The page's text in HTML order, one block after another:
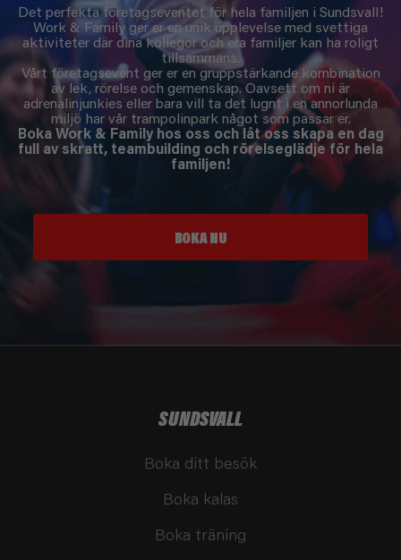
Det perfekta företagseventet för hela familjen i Sundsvall!
Work & Family ger er en unik upplevelse med svettiga
aktiviteter där dina kollegor och era familjer kan ha roligt
tillsammans.
Vårt företagsevent ger er en gruppstärkande kombination
av lek, rörelse och gemenskap. Oavsett om ni är
adrenalinjunkies eller bara vill ta det lugnt i en annorlunda
miljö har vår trampolinpark något som passar er.
Boka Work & Family hos oss och låt oss skapa en dag
full av skratt, teambuilding och rörelseglädje för hela
familjen!
BOKA NU
SUNDSVALL
Boka ditt besök
Boka kalas
Boka träning